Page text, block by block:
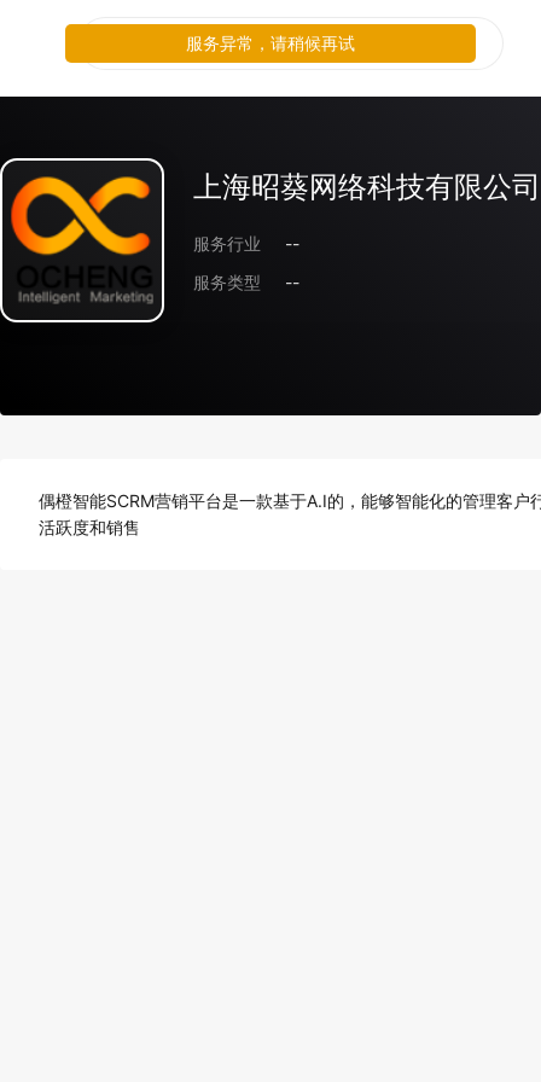
上海昭葵网络科技有限公司
服务行业
--
服务类型
--
偶橙智能SCRM营销平台是一款基于A.I的，能够智能化的管理客
活跃度和销售
服务异常，请稍候再试